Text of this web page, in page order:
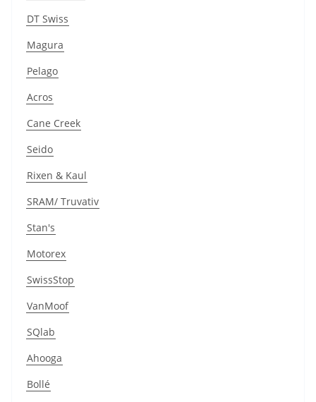
DT Swiss
Magura
Pelago
Acros
Cane Creek
Seido
Rixen & Kaul
SRAM/ Truvativ
Stan's
Motorex
SwissStop
VanMoof
SQlab
Ahooga
Bollé